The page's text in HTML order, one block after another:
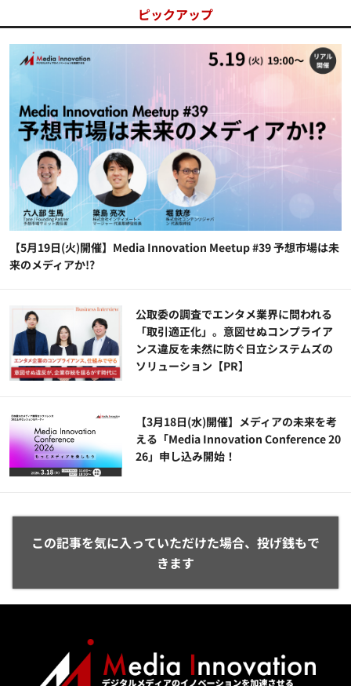
ピックアップ
【5月19日(火)開催】Media Innovation Meetup #39 予想市場は未
来のメディアか!?
公​​取委の調査でエンタメ業界に問われる
「取引適正化」。意図せぬコンプライア
ンス違反を未然に防ぐ日立システムズの
ソリューション​【PR】
【3月18日(水)開催】メディアの未来を考
える「Media Innovation Conference 20
26」申し込み開始！
この記事を気に入っていただけた場合、投げ銭もで
きます